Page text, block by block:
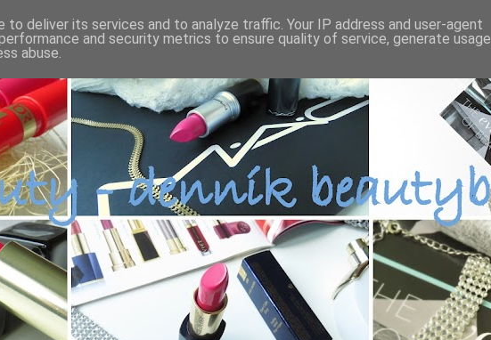
to deliver its services and to analyze traffic. Your IP address and user-agent
and security metrics to ensure quality of service, generate usage
abuse.